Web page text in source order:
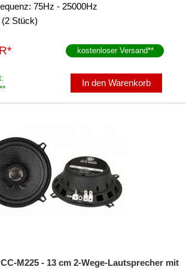
75Hz - 25000Hz
(2 Stück)
kostenloser Versand**
**
In den Warenkorb
M225 - 13 cm 2-Wege-Lautsprecher mit